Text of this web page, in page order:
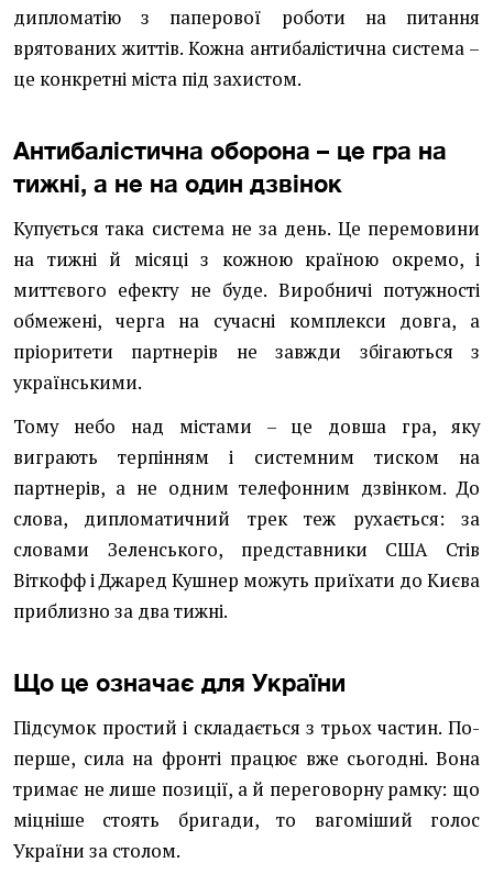
дипломатію з паперової роботи на питання
врятованих життів. Кожна антибалістична система –
це конкретні міста під захистом.
Антибалістична оборона – це гра на
тижні, а не на один дзвінок
Купується така система не за день. Це перемовини
на тижні й місяці з кожною країною окремо, і
миттєвого ефекту не буде. Виробничі потужності
обмежені, черга на сучасні комплекси довга, а
пріоритети партнерів не завжди збігаються з
українськими.
Тому небо над містами – це довша гра, яку
виграють терпінням і системним тиском на
партнерів, а не одним телефонним дзвінком. До
слова, дипломатичний трек теж рухається: за
словами Зеленського, представники США Стів
Віткофф і Джаред Кушнер можуть приїхати до Києва
приблизно за два тижні.
Що це означає для України
Підсумок простий і складається з трьох частин. По-
перше, сила на фронті працює вже сьогодні. Вона
тримає не лише позиції, а й переговорну рамку: що
міцніше стоять бригади, то вагоміший голос
України за столом.